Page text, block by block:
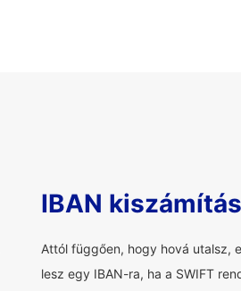
IBAN
Attól függően, hogy hová utalsz,
lesz egy IBAN-ra, ha a SWIFT